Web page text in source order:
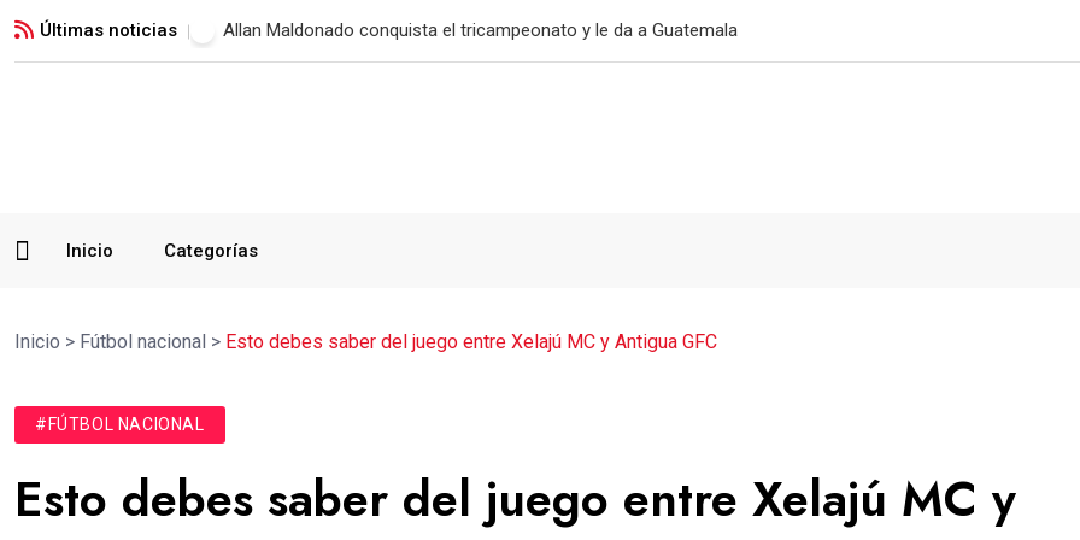
Últimas noticias Allan Maldonado conquista el tricampeonato y le da a Guatemala
Inicio Categorías
Inicio > Fútbol nacional > Esto debes saber del juego entre Xelajú MC y Antigua GFC
#FÚTBOL NACIONAL
Esto debes saber del juego entre Xelajú MC y